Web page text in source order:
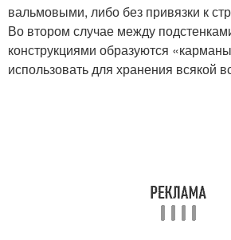
вальмовыми, либо без привязки к
Во втором случае между
конструкциями образуются
использовать для хранения всякой